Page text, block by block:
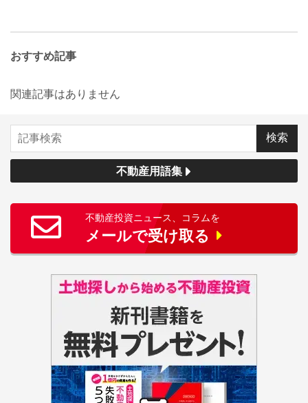
おすすめ記事
関連記事はありません
不動産用語集
不動産投資ニュース、コラムを
メールで受け取る